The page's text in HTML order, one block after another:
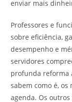
enviar mais
Professores e
sobre eficiência,
desempenho e
servidores
profunda reforma
sabem como é,
agenda. Os